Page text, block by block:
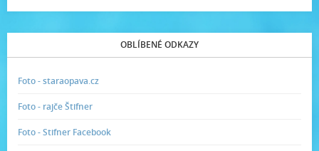
OBLÍBENÉ ODKAZY
Foto - staraopava.cz
Foto - rajče Štifner
Foto - Stifner Facebook